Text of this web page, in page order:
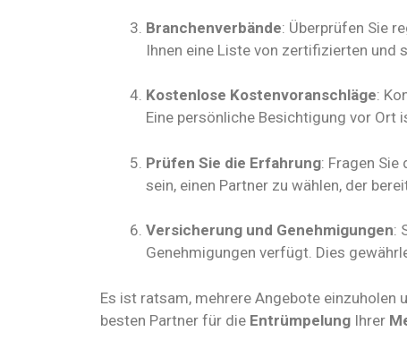
Branchenverbände: Überprüfen Sie
Ihnen eine Liste von zertifizierten und
Kostenlose Kostenvoranschläge:
Eine persönliche Besichtigung vor
Prüfen Sie die Erfahrung: Fragen
sein, einen Partner zu wählen, der
Versicherung und Genehmigungen:
Genehmigungen verfügt. Dies
Es ist ratsam, mehrere Angebote einzuholen
besten Partner für die Entrümpelung Ihrer